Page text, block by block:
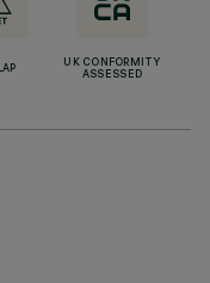
UK CONFORMITY
ASSESSED